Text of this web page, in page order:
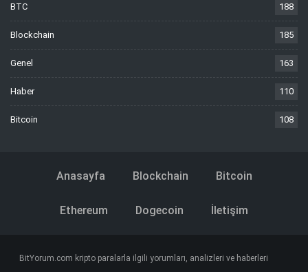
BTC 188
Blockchain 185
Genel 163
Haber 110
Bitcoin 108
Anasayfa Blockchain Bitcoin
Ethereum Dogecoin İletişim
BitYorum.com kripto paralarla ilgili yorumları, analizleri ve haberleri